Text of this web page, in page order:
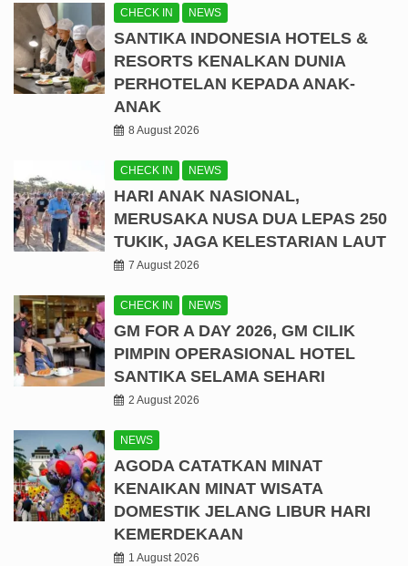
CHECK IN NEWS
SANTIKA INDONESIA HOTELS &
RESORTS KENALKAN DUNIA
PERHOTELAN KEPADA ANAK-
ANAK
8 August 2026
CHECK IN NEWS
HARI ANAK NASIONAL,
MERUSAKA NUSA DUA LEPAS 250
TUKIK, JAGA KELESTARIAN LAUT
7 August 2026
CHECK IN NEWS
GM FOR A DAY 2026, GM CILIK
PIMPIN OPERASIONAL HOTEL
SANTIKA SELAMA SEHARI
2 August 2026
NEWS
AGODA CATATKAN MINAT
KENAIKAN MINAT WISATA
DOMESTIK JELANG LIBUR HARI
KEMERDEKAAN
1 August 2026